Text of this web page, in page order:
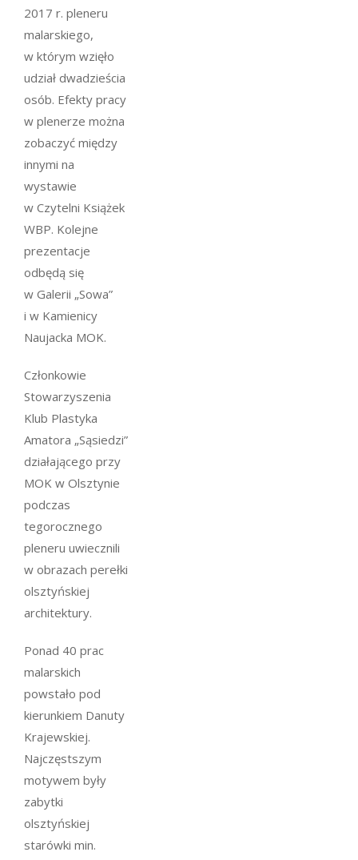
2017 r. pleneru
malarskiego,
w którym wzięło
udział dwadzieścia
osób. Efekty pracy
w plenerze można
zobaczyć między
innymi na
wystawie
w Czytelni Książek
WBP. Kolejne
prezentacje
odbędą się
w Galerii „Sowa”
i w Kamienicy
Naujacka MOK.
Członkowie
Stowarzyszenia
Klub Plastyka
Amatora „Sąsiedzi”
działającego przy
MOK w Olsztynie
podczas
tegorocznego
pleneru uwiecznili
w obrazach perełki
olsztyńskiej
architektury.
Ponad 40 prac
malarskich
powstało pod
kierunkiem Danuty
Krajewskiej.
Najczęstszym
motywem były
zabytki
olsztyńskiej
starówki min.